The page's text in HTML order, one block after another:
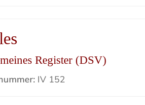
Register (DSV)
IV 152